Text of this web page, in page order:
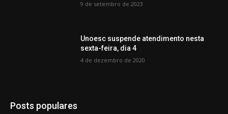
9 de setembro de 2023
Unoesc suspende atendimento nesta
sexta-feira, dia 4
4 de dezembro de 2020
Posts populares